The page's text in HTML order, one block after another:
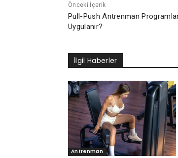
Önceki İçerik
Pull-Push Antrenman
Uygulanır?
İlgil Haberler
Antrenman